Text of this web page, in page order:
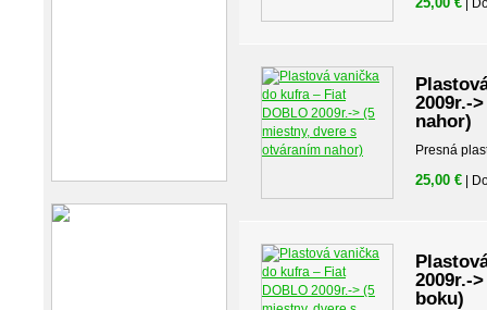
|
2009r.-
nahor)
Presná
25,00 € |
2009r.-
boku)